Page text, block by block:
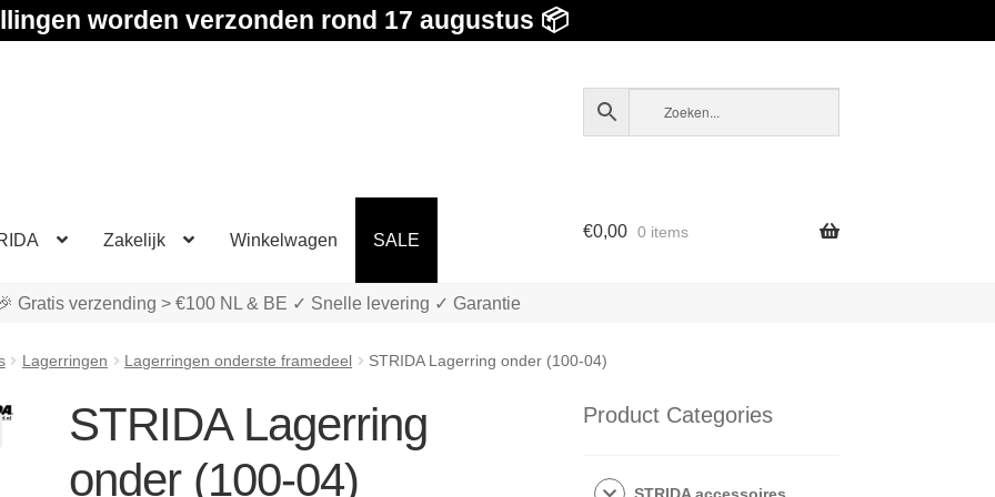
worden verzonden rond 17 augustus 📦
Zakelijk Winkelwagen SALE €0,00 0 items
Gratis verzending > €100 NL & BE ✓ Snelle levering ✓ Garantie
Lagerringen Lagerringen onderste framedeel STRIDA Lagerring onder (100-04)
STRIDA Lagerring
onder (100-04)
Product Categories